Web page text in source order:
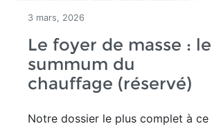
3 mars, 2026
Le foyer de masse : le
summum du
chauffage (réservé)
Notre dossier le plus complet à ce